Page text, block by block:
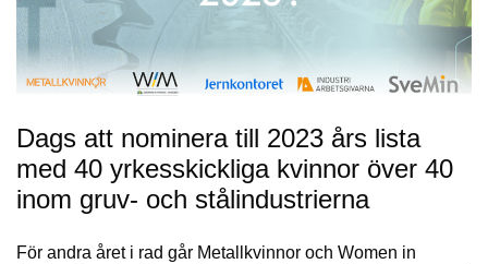
Dags att nominera till 2023 års lista
med 40 yrkesskickliga kvinnor över 40
inom gruv- och stålindustrierna
För andra året i rad går Metallkvinnor och Women in